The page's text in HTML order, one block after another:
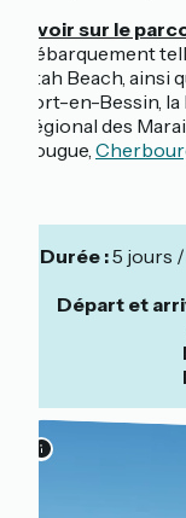
À voir sur le
Débarquement
Utah Beach, ainsi
Port-en-Bessin,
Régional des
Hougue,
Durée :5 jours
Départ et